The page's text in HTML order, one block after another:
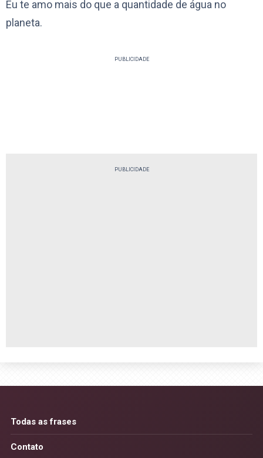
Eu te amo mais do que a quantidade de água no
planeta.
PUBLICIDADE
PUBLICIDADE
Todas as frases
Contato